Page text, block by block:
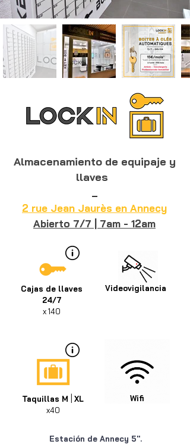
Almacenamiento de equipaje y
llaves
2 rue Jean Jaurès en Annecy
Abierto 7/7 | 7am - 12am
Cajas de llaves
24/7
x 140
Videovigilancia
Taquillas M
XL
x40
Wifi
Estación de Annecy 5''.